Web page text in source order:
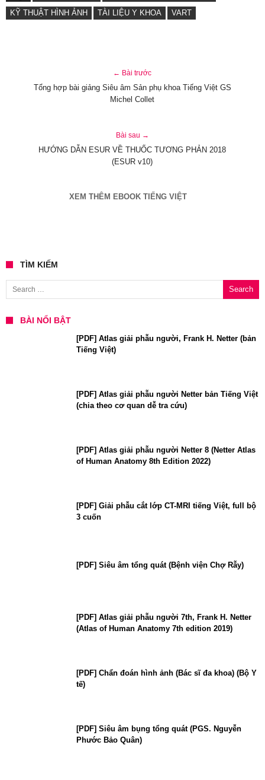
KỸ THUẬT HÌNH ẢNH
TÀI LIỆU Y KHOA VART
← Bài trước
Tổng hợp bài giảng Siêu âm Sản phụ khoa Tiếng Việt GS
Michel Collet
Bài sau →
HƯỚNG DẪN ESUR VỀ THUỐC TƯƠNG PHẢN 2018
(ESUR v10)
XEM THÊM EBOOK TIẾNG VIỆT
TÌM KIẾM
Search for:
BÀI NỔI BẬT
[PDF] Atlas giải phẫu người, Frank H. Netter (bản
Tiếng Việt)
[PDF] Atlas giải phẫu người Netter bản Tiếng Việt
(chia theo cơ quan dễ tra cứu)
[PDF] Atlas giải phẫu người Netter 8 (Netter Atlas
of Human Anatomy 8th Edition 2022)
[PDF] Giải phẫu cắt lớp CT-MRI tiếng Việt, full bộ
3 cuốn
[PDF] Siêu âm tổng quát (Bệnh viện Chợ Rẫy)
[PDF] Atlas giải phẫu người 7th, Frank H. Netter
(Atlas of Human Anatomy 7th edition 2019)
[PDF] Chẩn đoán hình ảnh (Bác sĩ đa khoa) (Bộ Y
tế)
[PDF] Siêu âm bụng tổng quát (PGS. Nguyễn
Phước Bảo Quân)